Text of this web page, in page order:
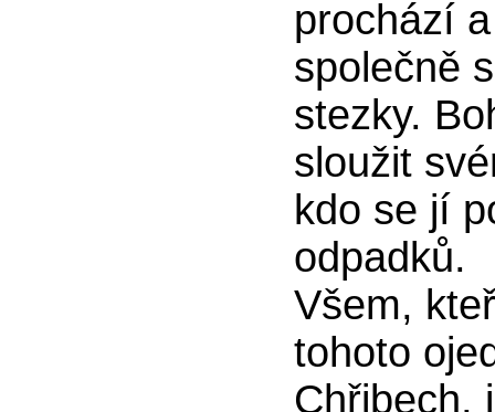
prochází
společně
stezky.
sloužit
kdo se jí
odpadků.
Všem,
tohoto
Chřibech,